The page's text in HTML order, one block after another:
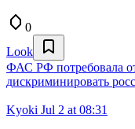
0
Look
ФАС РФ потребовала
дискриминировать
Kyoki Jul 2 at 08:31